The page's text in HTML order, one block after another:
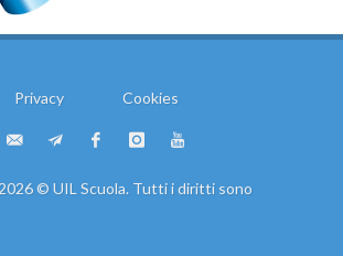
Privacy Cookies
© UIL Scuola. Tutti i diritti sono